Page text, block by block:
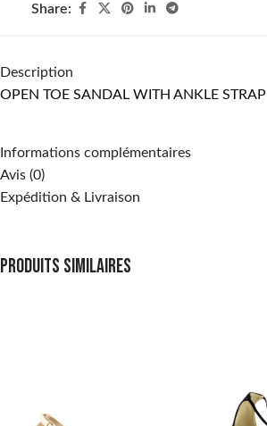
Share:
Description
OPEN TOE SANDAL WITH ANKLE STRAP
Informations complémentaires
Avis (0)
Expédition & Livraison
Produits similaires